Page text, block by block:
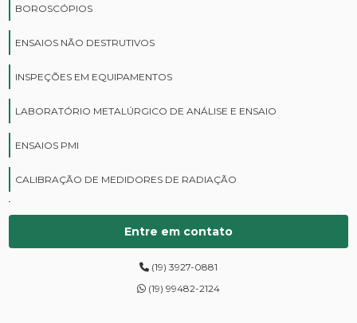
BOROSCÓPIOS
ENSAIOS NÃO DESTRUTIVOS
INSPEÇÕES EM EQUIPAMENTOS
LABORATÓRIO METALÚRGICO DE ANÁLISE E ENSAIO
ENSAIOS PMI
CALIBRAÇÃO DE MEDIDORES DE RADIAÇÃO
CURSOS DE PROTEÇÃO RADIOLÓGICA
DIGITALIZAÇÃO DE FILMES RADIOGRÁFICOS
ENSAIOS DE DUREZA DE CAMPO
Entre em contato
(19) 3927-0881
(19) 99482-2124